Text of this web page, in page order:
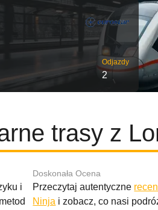
Odjazdy
2
trasy z
i
Doskonała Ocena
Przeczytaj autentyczne
Ninja i zobacz, co nasi